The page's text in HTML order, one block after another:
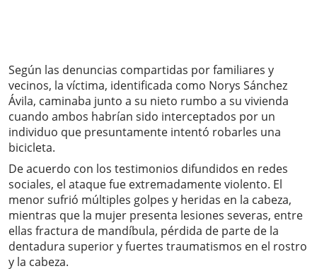
Según las denuncias compartidas por familiares y
vecinos, la víctima, identificada como Norys Sánchez
Ávila, caminaba junto a su nieto rumbo a su vivienda
cuando ambos habrían sido interceptados por un
individuo que presuntamente intentó robarles una
bicicleta.
De acuerdo con los testimonios difundidos en redes
sociales, el ataque fue extremadamente violento. El
menor sufrió múltiples golpes y heridas en la cabeza,
mientras que la mujer presenta lesiones severas, entre
ellas fractura de mandíbula, pérdida de parte de la
dentadura superior y fuertes traumatismos en el rostro
y la cabeza.